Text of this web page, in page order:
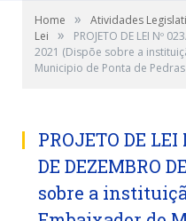
Home » Atividades
Lei
»
PROJETO DE LEI Nº
2021 (Dispõe sobre a
Municipio de Ponta de
PROJETO DE LEI
DE DEZEMBRO
sobre a